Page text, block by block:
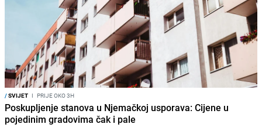
/SVIJET I PRIJE OKO 3H
Poskupljenje stanova u Njemačkoj usporava: Cijene u
pojedinim gradovima čak i pale